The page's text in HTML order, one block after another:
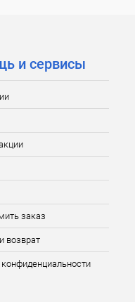
и сервисы
заказ
возврат